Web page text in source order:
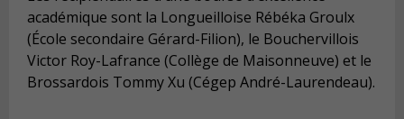
académique sont la Longueilloise Rébéka Groulx
(École secondaire Gérard-Filion), le Bouchervillois
Victor Roy-Lafrance (Collège de Maisonneuve) et le
Brossardois Tommy Xu (Cégep André-Laurendeau).